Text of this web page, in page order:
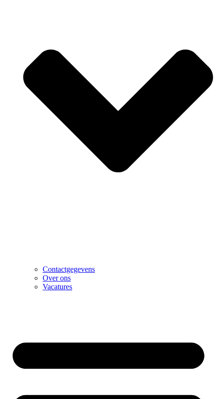
Contactgegevens
Over ons
Vacatures